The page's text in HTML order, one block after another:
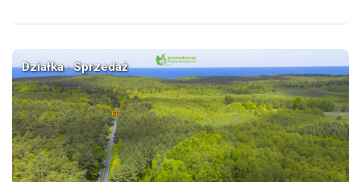
Działka · Sprzedaż